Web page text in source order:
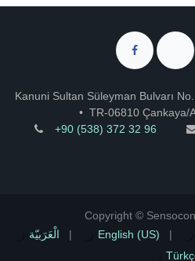
Kanuni Sultan Süleyman Bulvarı
• TR-06810 Çankaya/
+90 (538) 372 32 96
Copyright ©
الْعَرَبيّة
| English (US) |